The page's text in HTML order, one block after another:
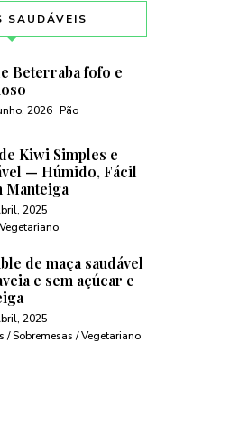
SAUDÁVEIS
Beterraba fofo e
2026 Pão
Kiwi Simples e
— Húmido, Fácil
Manteiga
2025
de maça saudável
e sem açúcar e
2025
/ Sobremesas / Vegetariano